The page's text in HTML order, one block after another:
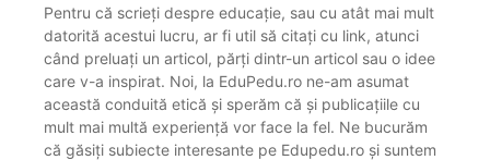
Pentru că scrieți despre educație, sau cu atât mai mult
datorită acestui lucru, ar fi util să citați cu link, atunci
când preluați un articol, părți dintr-un articol sau o idee
care v-a inspirat. Noi, la EduPedu.ro ne-am asumat
această conduită etică și sperăm că și publicațiile cu
mult mai multă experiență vor face la fel. Ne bucurăm
că găsiți subiecte interesante pe Edupedu.ro și suntem